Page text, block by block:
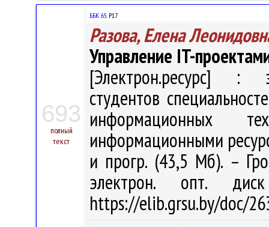
693
полный
текст
ББК 65.Р17
Разова, Елена
Управление IT-
[Электрон.ресурс] :
студентов
информационных
информационными
и прогр. (43,5 Мб). –
электрон. опт.
https://elib.grsu.by/doc/